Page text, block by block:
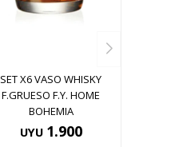
SET X6 VASO WHISKY
F.GRUESO F.Y. HOME
BOHEMIA
UYU 1.900